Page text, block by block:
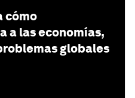
cómo
a las economías,
globales